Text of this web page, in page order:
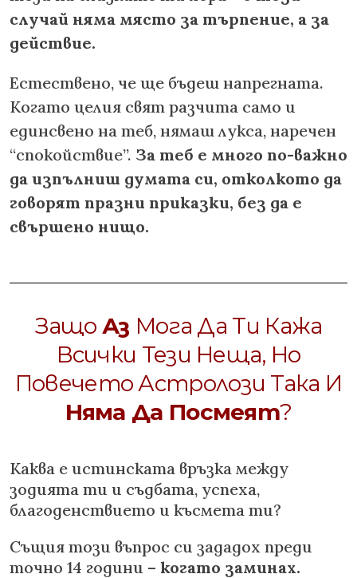
случай няма място за търпение, а за
действие.
Естествено, че ще бъдеш напрегната.
Когато целия свят разчита само и
единсвено на теб, нямаш лукса, наречен
“спокойствие”. За теб е много по-важно
да изпълниш думата си, отколкото да
говорят празни приказки, без да е
свършено нищо.
ЗащоАз Мога Да Ти Кажа
Всички Тези Неща, Но
Повечето Астролози Така И
Няма Да Посмеят?
Каква е истинската връзка между
зодията ти и съдбата, успеха,
благоденствието и късмета ти?
Същия този въпрос си зададох преди
точно 14 години – когато заминах.